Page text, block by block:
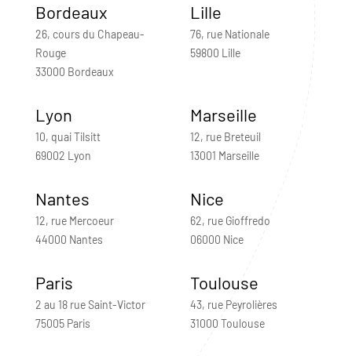
Bordeaux
26, cours du Chapeau-
Rouge
33000 Bordeaux
Lille
76, rue Nationale
59800 Lille
Lyon
10, quai Tilsitt
69002 Lyon
Marseille
12, rue Breteuil
13001 Marseille
Nantes
12, rue Mercoeur
44000 Nantes
Nice
62, rue Gioffredo
06000 Nice
Paris
2 au 18 rue Saint-Victor
75005 Paris
Toulouse
43, rue Peyrolières
31000 Toulouse